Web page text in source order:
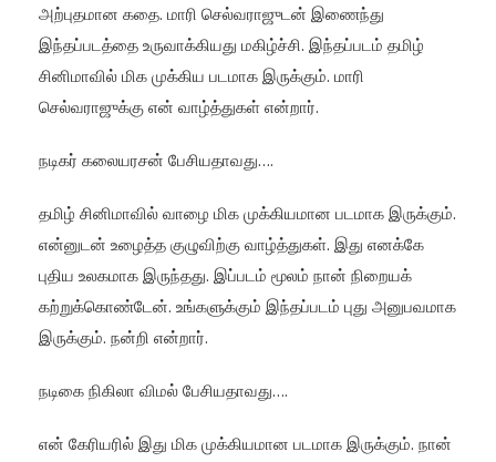
அற்புதமான கதை. மாரி செல்வராஜுடன் இணைந்து
இந்தப்படத்தை உருவாக்கியது மகிழ்ச்சி. இந்தப்படம் தமிழ்
சினிமாவில் மிக முக்கிய படமாக இருக்கும். மாரி
செல்வராஜுக்கு என் வாழ்த்துகள் என்றார்.
நடிகர் கலையரசன் பேசியதாவது….
தமிழ் சினிமாவில் வாழை மிக முக்கியமான படமாக இருக்கும்.
என்னுடன் உழைத்த குழுவிற்கு வாழ்த்துகள். இது எனக்கே
புதிய உலகமாக இருந்தது. இப்படம் மூலம் நான் நிறையக்
கற்றுக்கொண்டேன். உங்களுக்கும் இந்தப்படம் புது அனுபவமாக
இருக்கும். நன்றி என்றார்.
நடிகை நிகிலா விமல் பேசியதாவது….
என் கேரியரில் இது மிக முக்கியமான படமாக இருக்கும். நான்